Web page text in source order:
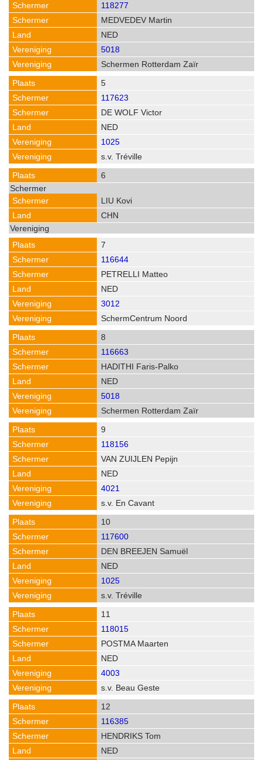
118277
MEDVEDEV Martin
NED
5018
Schermen Rotterdam Zaïr
5
117623
DE WOLF Victor
NED
1025
s.v. Tréville
6
LIU Kovi
CHN
7
116644
PETRELLI Matteo
NED
3012
SchermCentrum Noord
8
116663
HADITHI Faris-Palko
NED
5018
Schermen Rotterdam Zaïr
9
118156
VAN ZUIJLEN Pepijn
NED
4021
s.v. En Cavant
10
117600
DEN BREEJEN Samuël
NED
1025
s.v. Tréville
11
118015
POSTMA Maarten
NED
4003
s.v. Beau Geste
12
116385
HENDRIKS Tom
NED